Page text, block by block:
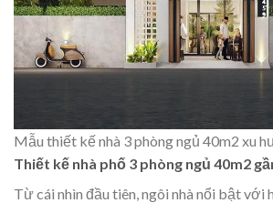
Mẫu thiết kế nhà 3 phòng ngủ 40m2 xu
Thiết kế nhà phố 3 phòng ngủ 40m2
Từ cái nhìn đầu tiên, ngôi nhà nổi bật với